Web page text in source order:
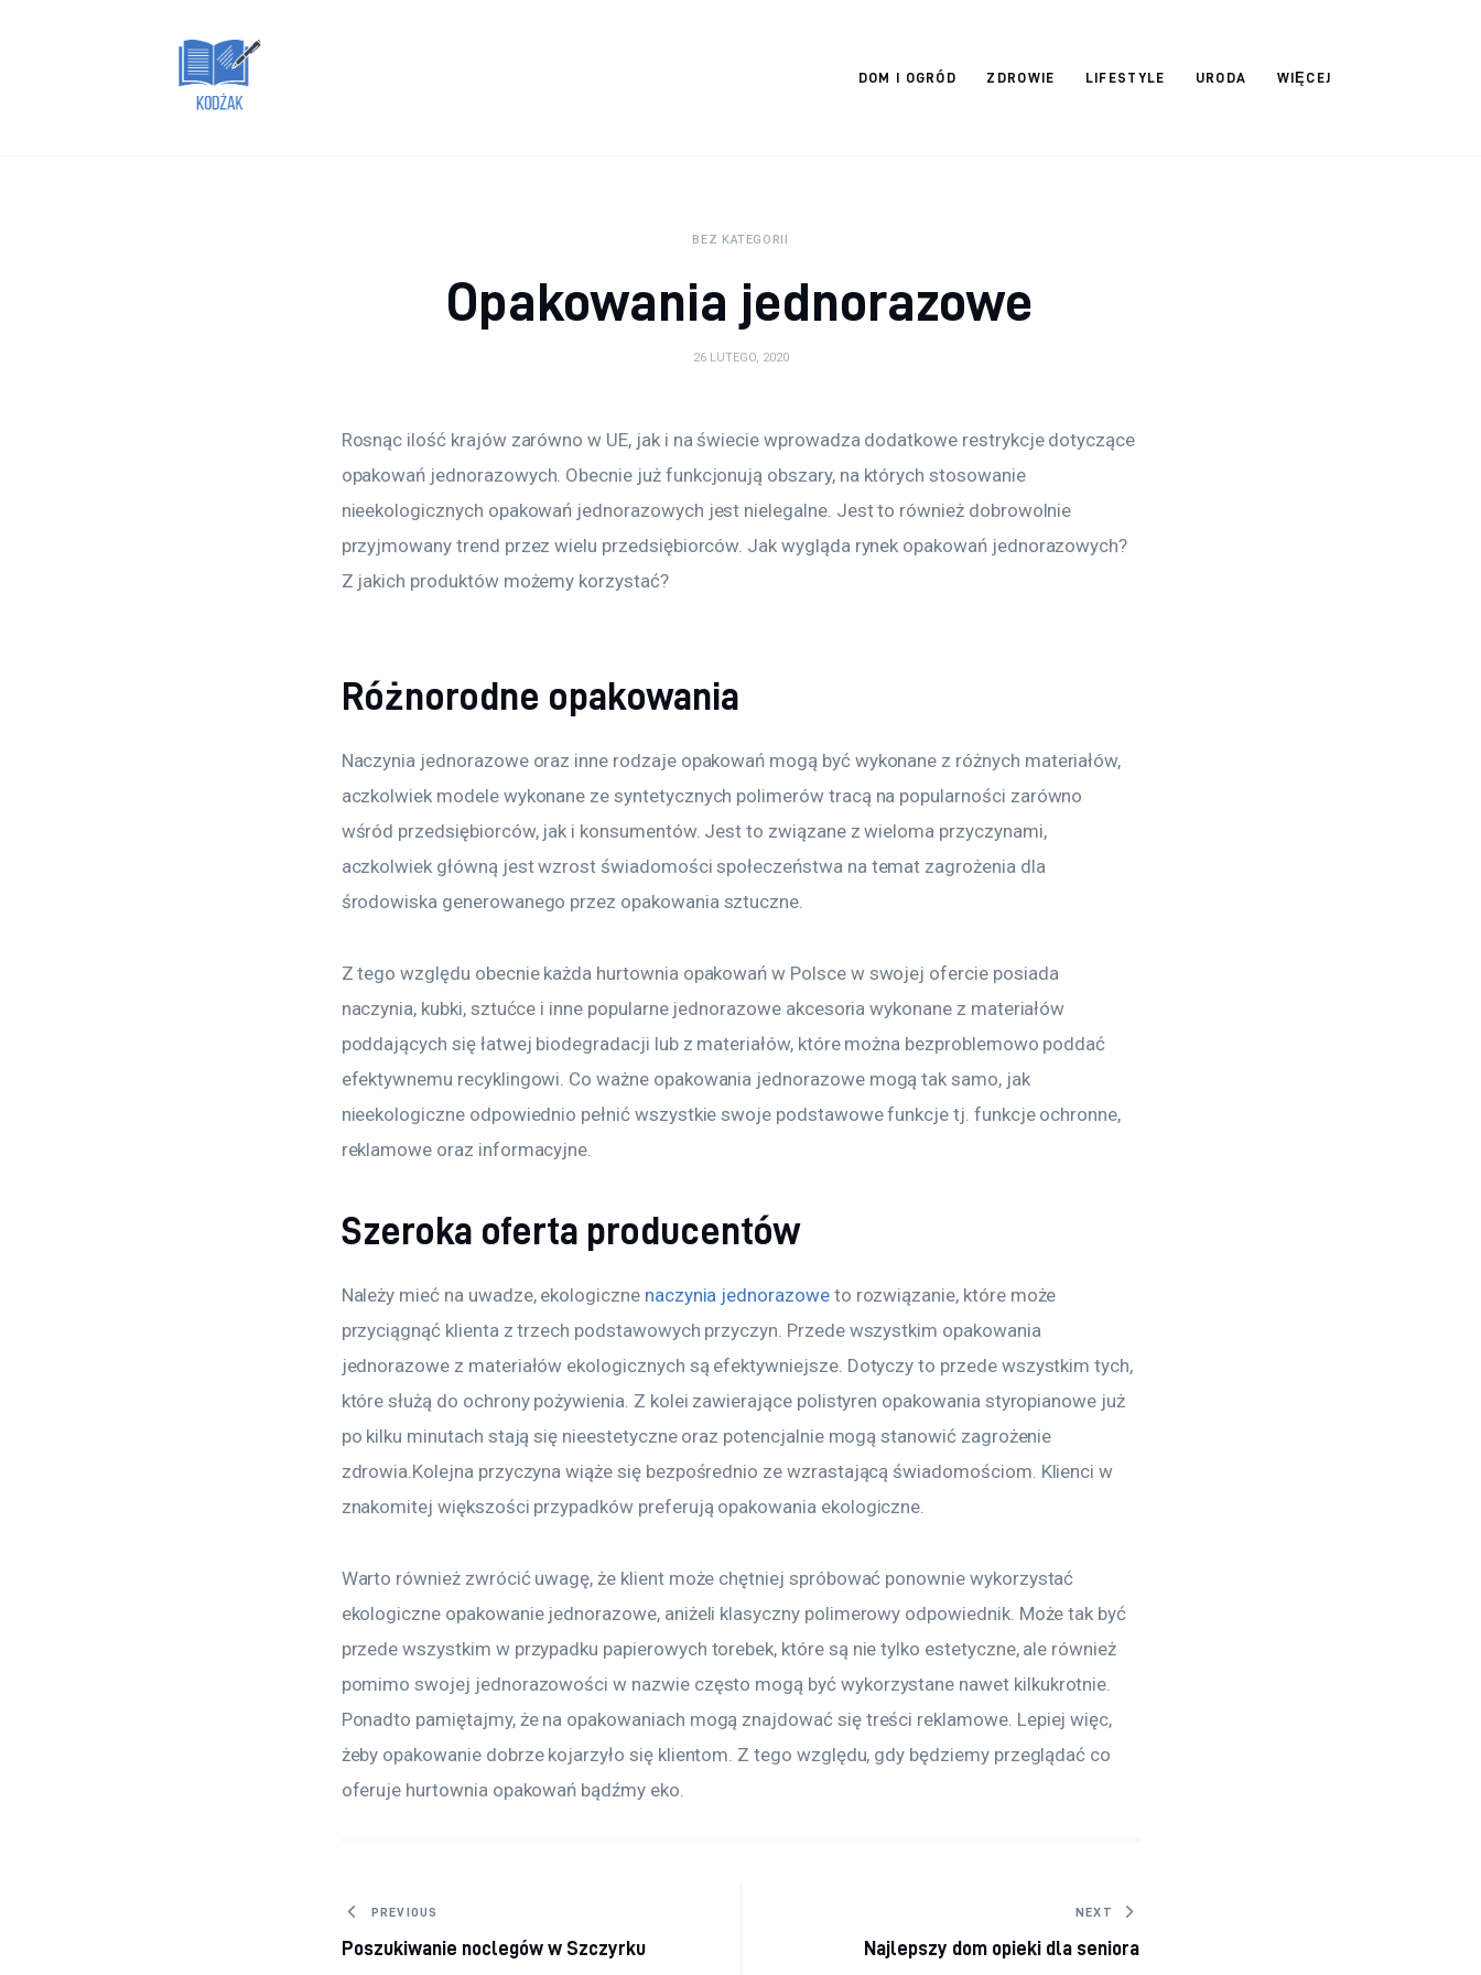
DOM I OGRÓD ZDROWIE LIFESTYLE URODA WIĘCEJ
BEZ KATEGORII
Opakowania jednorazowe
26 LUTEGO, 2020
Rosnąc ilość krajów zarówno w UE, jak i na świecie wprowadza dodatkowe restrykcje dotyczące
opakowań jednorazowych. Obecnie już funkcjonują obszary, na których stosowanie
nieekologicznych opakowań jednorazowych jest nielegalne. Jest to również dobrowolnie
przyjmowany trend przez wielu przedsiębiorców. Jak wygląda rynek opakowań jednorazowych?
Z jakich produktów możemy korzystać?
Różnorodne opakowania
Naczynia jednorazowe oraz inne rodzaje opakowań mogą być wykonane z różnych materiałów,
aczkolwiek modele wykonane ze syntetycznych polimerów tracą na popularności zarówno
wśród przedsiębiorców, jak i konsumentów. Jest to związane z wieloma przyczynami,
aczkolwiek główną jest wzrost świadomości społeczeństwa na temat zagrożenia dla
środowiska generowanego przez opakowania sztuczne.
Z tego względu obecnie każda hurtownia opakowań w Polsce w swojej ofercie posiada
naczynia, kubki, sztućce i inne popularne jednorazowe akcesoria wykonane z materiałów
poddających się łatwej biodegradacji lub z materiałów, które można bezproblemowo poddać
efektywnemu recyklingowi. Co ważne opakowania jednorazowe mogą tak samo, jak
nieekologiczne odpowiednio pełnić wszystkie swoje podstawowe funkcje tj. funkcje ochronne,
reklamowe oraz informacyjne.
Szeroka oferta producentów
Należy mieć na uwadze, ekologiczne naczynia jednorazowe to rozwiązanie, które może
przyciągnąć klienta z trzech podstawowych przyczyn. Przede wszystkim opakowania
jednorazowe z materiałów ekologicznych są efektywniejsze. Dotyczy to przede wszystkim tych,
które służą do ochrony pożywienia. Z kolei zawierające polistyren opakowania styropianowe już
po kilku minutach stają się nieestetyczne oraz potencjalnie mogą stanowić zagrożenie
zdrowia.Kolejna przyczyna wiąże się bezpośrednio ze wzrastającą świadomościom. Klienci w
znakomitej większości przypadków preferują opakowania ekologiczne.
Warto również zwrócić uwagę, że klient może chętniej spróbować ponownie wykorzystać
ekologiczne opakowanie jednorazowe, aniżeli klasyczny polimerowy odpowiednik. Może tak być
przede wszystkim w przypadku papierowych torebek, które są nie tylko estetyczne, ale również
pomimo swojej jednorazowości w nazwie często mogą być wykorzystane nawet kilkukrotnie.
Ponadto pamiętajmy, że na opakowaniach mogą znajdować się treści reklamowe. Lepiej więc,
żeby opakowanie dobrze kojarzyło się klientom. Z tego względu, gdy będziemy przeglądać co
oferuje hurtownia opakowań bądźmy eko.
Nawigacja wpisu
PREVIOUS
Poszukiwanie noclegów w Szczyrku
NEXT
Najlepszy dom opieki dla seniora